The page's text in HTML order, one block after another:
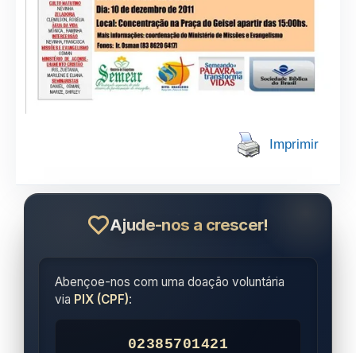
Imprimir
Ajude-nos a crescer!
Abençoe-nos com uma doação voluntária
via PIX (CPF):
02385701421